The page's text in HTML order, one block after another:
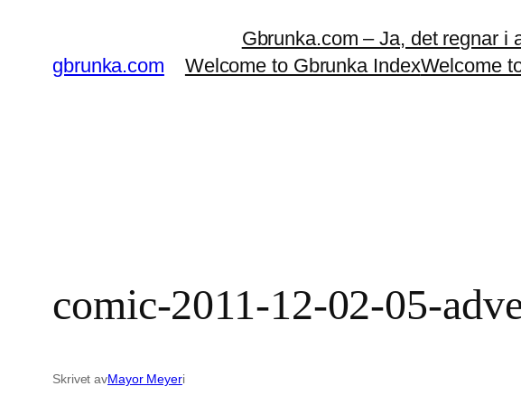
innehållgbrunka.com
Gbrunka.com – Ja, det regnar i
Welcome to Gbrunka IndexWelcome
comic-2011-12-02-05-
Skrivet avMayor Meyeri